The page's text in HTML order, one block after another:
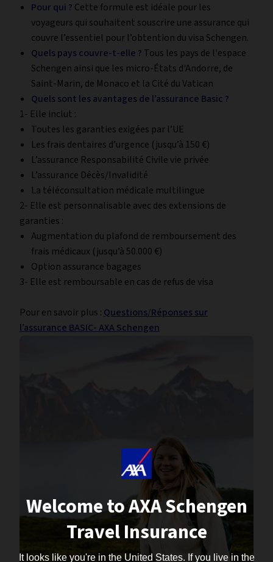
Welcome to AXA Schengen
Travel Insurance
It looks like you're in the United States. If you live in the
Pour qui ? Cette formule est idéale pour les
voyageurs qui souhaitent souscrire une assurance qui
couvre l’essentiel pour l’obtention du visa Schengen.
Quels pays couvre-t-elle ? Tous les pays de l'espace
Schengen ainsi que les micro-États d'Andorre, de
Saint-Marin, de Monaco et la Cité du Vatican
Quels sont les avantages de l’assurance Basic ?
1- Elle inclut :
Toutes les garanties exigées par l’UE
Les frais dentaires d’urgence (jusqu’à 150 €)
L’assurance Responsabilité Civile vie privée
L’assurance Décès/Invalidité
La téléconsultation médicale multilingue
2- Elle est personnalisable avec des extensions de
garanties :
Augmentation du plafond de remboursement des
frais médicaux (jusqu’à 50.000 €)
Option assurance bagages
3- Elle est remboursable en cas de refus de visa
Pour en savoir plus : Questions/Réponses sur
l’assurance BASIC- AXA Schengen